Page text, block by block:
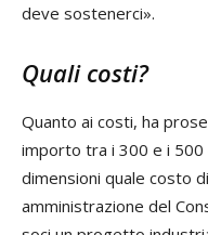
deve sostenerci».
Quali costi?
Quanto ai costi, ha
importo tra i 300 e i
dimensioni quale costo
amministrazione del